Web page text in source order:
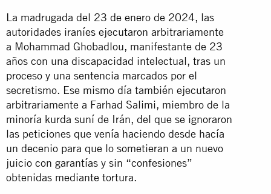
La madrugada del 23 de enero de 2024, las
autoridades iraníes ejecutaron arbitrariamente
a Mohammad Ghobadlou, manifestante de 23
años con una discapacidad intelectual, tras un
proceso y una sentencia marcados por el
secretismo. Ese mismo día también ejecutaron
arbitrariamente a Farhad Salimi, miembro de la
minoría kurda suní de Irán, del que se ignoraron
las peticiones que venía haciendo desde hacía
un decenio para que lo sometieran a un nuevo
juicio con garantías y sin “confesiones”
obtenidas mediante tortura.